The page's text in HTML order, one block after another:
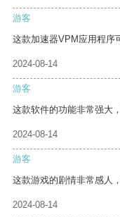
游客
这款加速器VPM应用程序
2024-08-14
游客
这款软件的功能非常强大
2024-08-14
游客
这款游戏的剧情非常感人
2024-08-14